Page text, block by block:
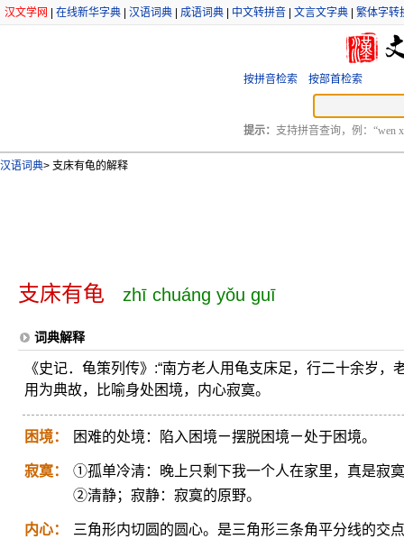
汉文学网 在线新华字典 汉语词典 成语词典 中文转拼音 文言文字典 繁体字转
按拼音检索 按部首检索
提示： 支持拼音查询，例：“wen
汉语词典> 支床有龟的解释
支床有龟 zhī chuáng yǒu guī
词典解释
《史记．龟策列传》:“南方老人用龟支床足，行二十余岁
用为典故，比喻身处困境，内心寂寞。
困境： 困难的处境：陷入困境ㄧ摆脱困境ㄧ处于困境。
寂寞：
①孤单冷清：晚上只剩下我一个人在家里，真是寂
②清静；寂静：寂寞的原野。
内心： 三角形内切圆的圆心。是三角形三条角平分线的交